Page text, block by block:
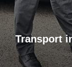
Transport